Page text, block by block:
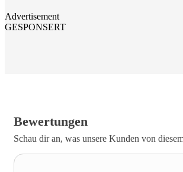
Advertisement
GESPONSERT
Bewertungen
Schau dir an, was unsere Kunden von